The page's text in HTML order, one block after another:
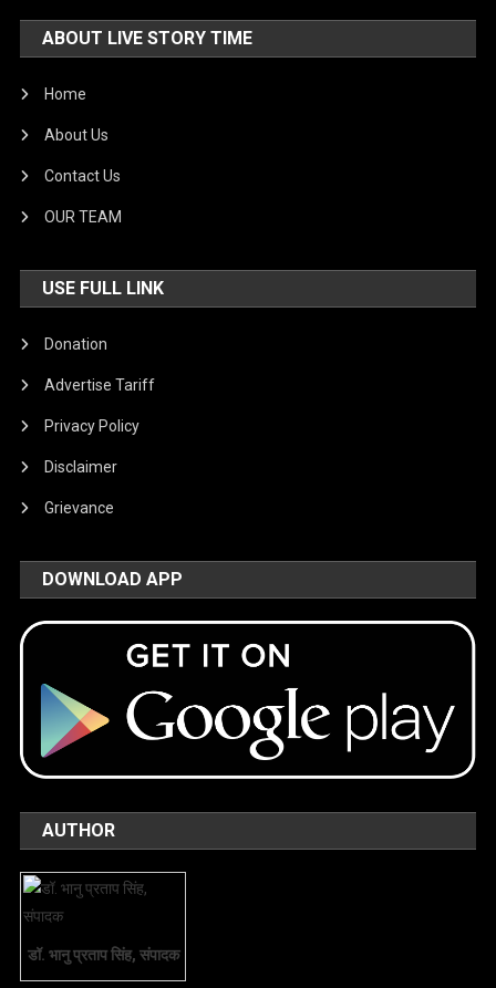
ABOUT LIVE STORY TIME
Home
About Us
Contact Us
OUR TEAM
USE FULL LINK
Donation
Advertise Tariff
Privacy Policy
Disclaimer
Grievance
DOWNLOAD APP
AUTHOR
डॉ. भानु प्रताप सिंह, संपादक